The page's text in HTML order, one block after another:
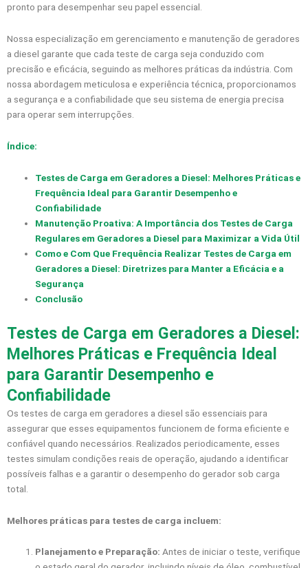
pronto para desempenhar seu papel essencial.
Nossa especialização em gerenciamento e manutenção de geradores
a diesel garante que cada teste de carga seja conduzido com
precisão e eficácia, seguindo as melhores práticas da indústria. Com
nossa abordagem meticulosa e experiência técnica, proporcionamos
a segurança e a confiabilidade que seu sistema de energia precisa
para operar sem interrupções.
Índice:
Testes de Carga em Geradores a Diesel: Melhores Práticas e
Frequência Ideal para Garantir Desempenho e
Confiabilidade
Manutenção Proativa: A Importância dos Testes de Carga
Regulares em Geradores a Diesel para Maximizar a Vida Útil
Como e Com Que Frequência Realizar Testes de Carga em
Geradores a Diesel: Diretrizes para Manter a Eficácia e a
Segurança
Conclusão
Testes de Carga em Geradores a Diesel:
Melhores Práticas e Frequência Ideal
para Garantir Desempenho e
Confiabilidade
Os testes de carga em geradores a diesel são essenciais para
assegurar que esses equipamentos funcionem de forma eficiente e
confiável quando necessários. Realizados periodicamente, esses
testes simulam condições reais de operação, ajudando a identificar
possíveis falhas e a garantir o desempenho do gerador sob carga
total.
Melhores práticas para testes de carga incluem:
Planejamento e Preparação: Antes de iniciar o teste, verifique